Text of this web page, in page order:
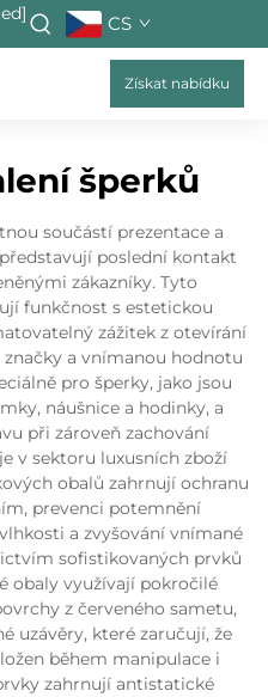
CS
Získat nabídku
šperků
součástí prezentace a
poslední kontakt
zákazníky. Tyto
funkčnost s estetickou
zážitek z otevírání
a vnímanou hodnotu
pro šperky, jako jsou
náušnice a hodinky, a
při zároveň zachování
v sektoru luxusních zboží
obalů zahrnují ochranu
prevenci potemnění
a zvyšování vnímané
sofistikovaných prvků
obaly využívají pokročilé
z červeného sametu,
uzávěry, které zaručují, že
během manipulace i
zahrnují antistatické